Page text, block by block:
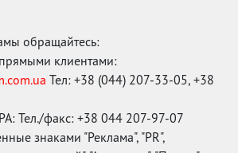
обращайтесь:
клиентами:
Тел: +38 (044) 207-33-05, +38
Тел./факс: +38 044 207-97-07
знаками "Реклама", "PR",